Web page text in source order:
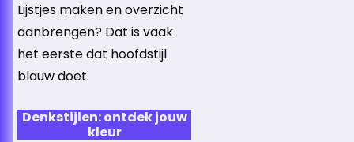
Lijstjes maken en overzicht
aanbrengen? Dat is vaak
het eerste dat hoofdstijl
blauw doet.
Denkstijlen: ontdek jouw
kleur